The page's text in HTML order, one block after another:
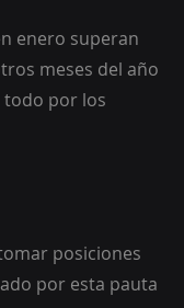
enero superan
meses del año
todo por los
posiciones
por esta pauta